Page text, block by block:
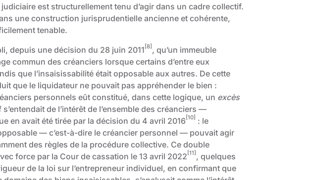
est structurellement tenu d’agir dans un cadre collectif.
une construction jurisprudentielle ancienne et cohérente,
tenable.
depuis une décision du 28 juin 2011[8], qu’un immeuble
commun des créanciers lorsque certains d’entre eux
que l’insaisissabilité était opposable aux autres. De cette
que le liquidateur ne pouvait pas appréhender le bien :
personnels eût constitué, dans cette logique, un excès
de l’intérêt de l’ensemble des créanciers —
en avait été tirée par la décision du 4 avril 2016[10] : le
— c’est-à-dire le créancier personnel — pouvait agir
des règles de la procédure collective. Ce double
force par la Cour de cassation le 13 avril 2022[11], quelques
de la loi sur l’entrepreneur individuel, en confirmant que